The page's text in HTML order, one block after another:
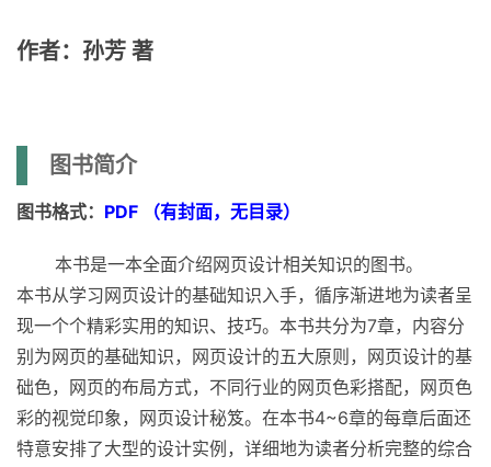
作者：孙芳 著
图书简介
图书格式： PDF （有封面，无目录）
本书是一本全面介绍网页设计相关知识的图书。
本书从学习网页设计的基础知识入手，循序渐进地为读者呈
现一个个精彩实用的知识、技巧。本书共分为7章，内容分
别为网页的基础知识，网页设计的五大原则，网页设计的基
础色，网页的布局方式，不同行业的网页色彩搭配，网页色
彩的视觉印象，网页设计秘笈。在本书4~6章的每章后面还
特意安排了大型的设计实例，详细地为读者分析完整的综合